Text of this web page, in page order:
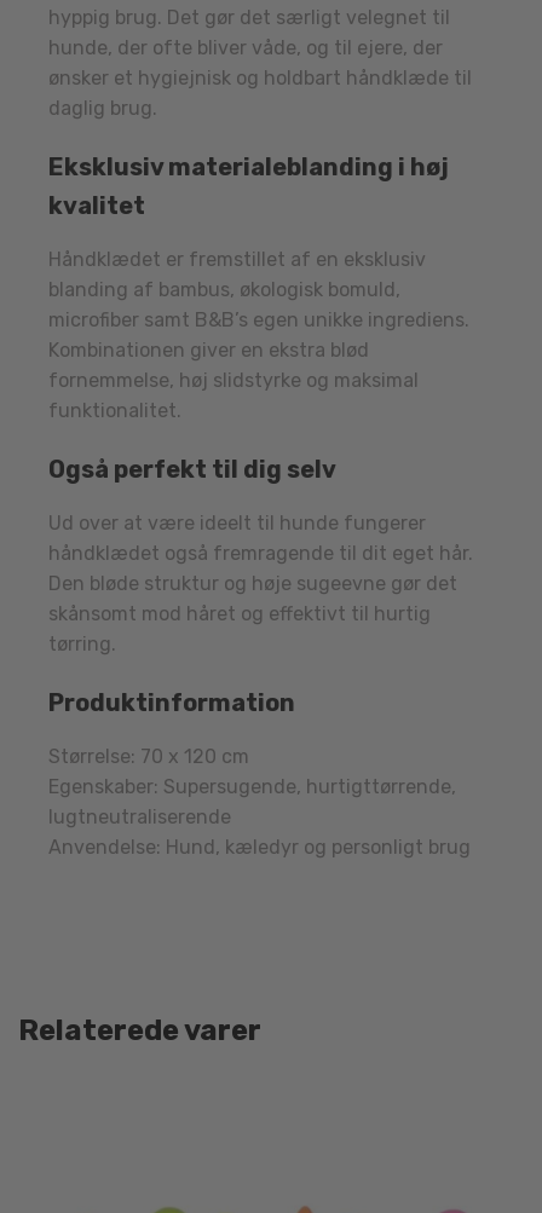
hyppig brug. Det gør det særligt velegnet til
hunde, der ofte bliver våde, og til ejere, der
ønsker et hygiejnisk og holdbart håndklæde til
daglig brug.
Eksklusiv materialeblanding i høj
kvalitet
Håndklædet er fremstillet af en eksklusiv
blanding af bambus, økologisk bomuld,
microfiber samt B&B’s egen unikke ingrediens.
Kombinationen giver en ekstra blød
fornemmelse, høj slidstyrke og maksimal
funktionalitet.
Også perfekt til dig selv
Ud over at være ideelt til hunde fungerer
håndklædet også fremragende til dit eget hår.
Den bløde struktur og høje sugeevne gør det
skånsomt mod håret og effektivt til hurtig
tørring.
Produktinformation
Størrelse: 70 x 120 cm
Egenskaber: Supersugende, hurtigttørrende,
lugtneutraliserende
Anvendelse: Hund, kæledyr og personligt brug
Relaterede varer